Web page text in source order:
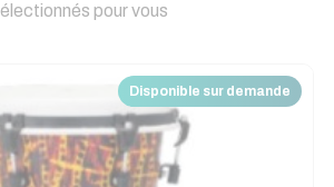
pour vous
Disponible sur demande